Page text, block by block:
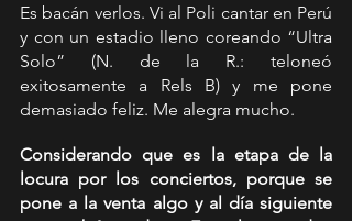
Es bacán verlos. Vi al Poli cantar en Perú
y con un estadio lleno coreando “Ultra
Solo” (N. de la R.: teloneó
exitosamente a Rels B) y me pone
demasiado feliz. Me alegra mucho.
Considerando que es la etapa de la
locura por los conciertos, porque se
pone a la venta algo y al día siguiente